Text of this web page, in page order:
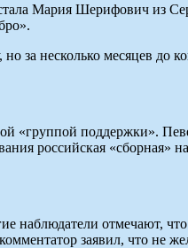
Мария Шерифович из
несколько месяцев до
поддержки».
российская «сборная»
наблюдатели отмечают,
заявил, что не